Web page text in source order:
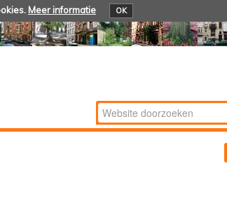
Meer informatie OK
Zoek
Geavanceerd